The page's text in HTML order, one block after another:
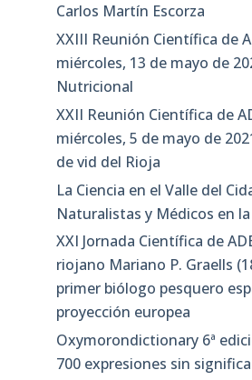
Carlos Martín Escorza
XXIII Reunión Científica de
miércoles, 13 de mayo de
Nutricional
XXII Reunión Científica de
miércoles, 5 de mayo de
de vid del Rioja
La Ciencia en el Valle del
Naturalistas y Médicos en
XXI Jornada Científica de
riojano Mariano P. Graells
primer biólogo pesquero
proyección europea
Oxymorondictionary 6ª
700 expresiones sin